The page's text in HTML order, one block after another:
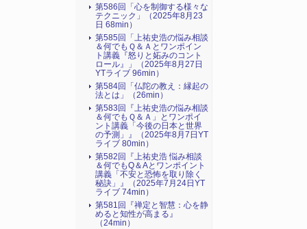
第586回「心を制御する様々な
テクニック」（2025年8月23
日 68min）
第585回「上祐史浩の悩み相談
＆何でもＱ＆Ａとワンポイン
ト講義『怒りと妬みのコント
ロール』​」（2025年8月27日
YTライブ 96min）
第584回「仏陀の教え：縁起の
法とは」（26min）
第583回『上祐史浩の悩み相談
＆何でもＱ＆Ａ」とワンポイ
ント講義「今後の日本と世界
の予測」』（2025年8月7日YT
ライブ 80min）
第582回『上祐史浩 悩み相談
＆何でもQ＆Aとワンポイント
講義「不安と恐怖を取り除く
秘訣」』（2025年7月24日YT
ライブ 74min）
第581回『禅定と智慧：心を静
めると知性が高まる』
（24min）